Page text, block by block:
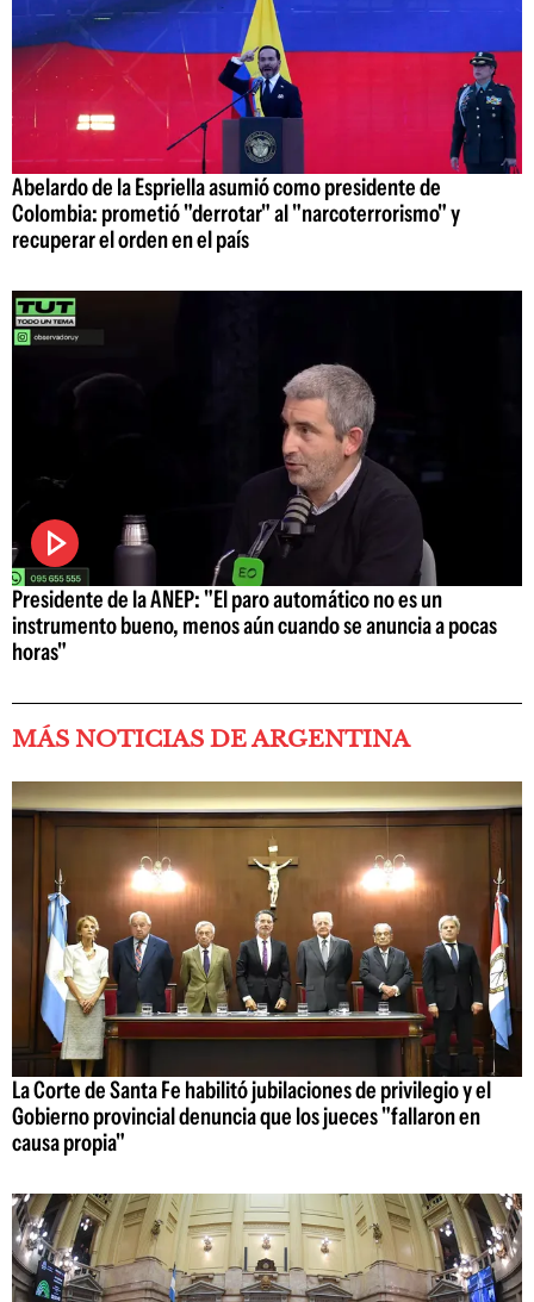
Abelardo de la Espriella asumió como presidente de
Colombia: prometió "derrotar" al "narcoterrorismo" y
recuperar el orden en el país
Presidente de la ANEP: "El paro automático no es un
instrumento bueno, menos aún cuando se anuncia a pocas
horas"
MÁS NOTICIAS DE ARGENTINA
La Corte de Santa Fe habilitó jubilaciones de privilegio y el
Gobierno provincial denuncia que los jueces "fallaron en
causa propia"